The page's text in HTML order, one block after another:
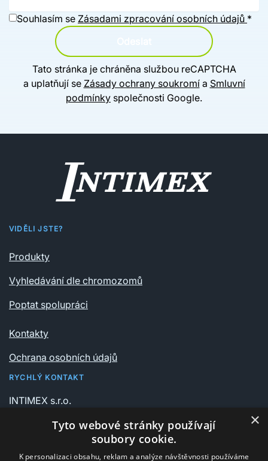
Souhlasím se Zásadami zpracování osobních údajů *
Tato stránka je chráněna službou reCAPTCHA
a uplatňují se Zásady ochrany soukromía Smluvní
podmínky společnosti Google.
VIDĚLI JSTE?
Produkty
Vyhledávání dle chromozomů
Poptat spolupráci
Kontakty
Ochrana osobních údajů
RYCHLÝ KONTAKT
INTIMEX s.r.o.
735 06 Karviná – Nové Město
+420 596 311 612
×
Tyto webové stránky používají
soubory cookie.
K personalizaci obsahu, reklam a analýze návštěvnosti používáme